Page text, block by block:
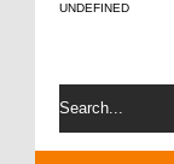
UNDEFINED